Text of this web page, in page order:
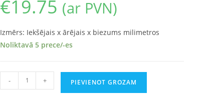
€19.75 (ar PVN)
Izmērs: Iekšējais x ārējais x biezums milimetros
Noliktavā 5 prece/-es
- + PIEVIENOT GROZAM